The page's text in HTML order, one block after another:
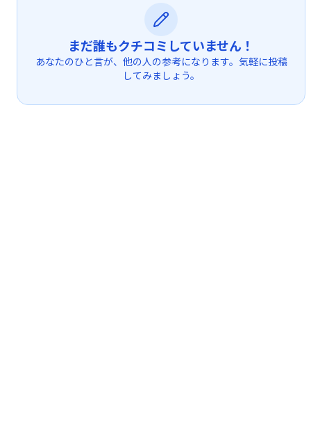
まだ誰もクチコミしていません！
あなたのひと言が、他の人の参考になります。気軽に投稿
してみましょう。